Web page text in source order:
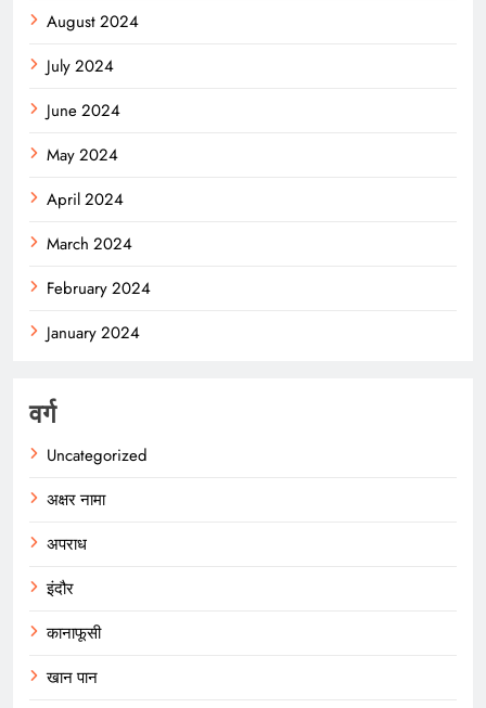
August 2024
July 2024
June 2024
May 2024
April 2024
March 2024
February 2024
January 2024
वर्ग
Uncategorized
अक्षर नामा
अपराध
इंदौर
कानाफूसी
खान पान